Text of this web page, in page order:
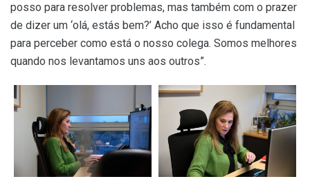
posso para resolver problemas, mas também com o prazer
de dizer um ‘olá, estás bem?’ Acho que isso é fundamental
para perceber como está o nosso colega. Somos melhores
quando nos levantamos uns aos outros”.